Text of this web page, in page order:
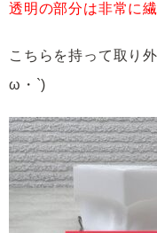
透明の部分は非常に
こちらを持って取り
ω・`)